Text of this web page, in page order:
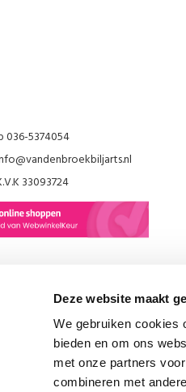
Deze website maakt
We gebruiken cookies
bieden en om ons
met onze partners
combineren met
5374054
33093724